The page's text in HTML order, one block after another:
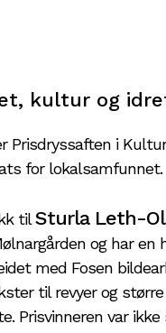
kultur og
i
for lokalsamfunnet.
tilSturla Leth-
og har
med Fosen
til revyer og
Prisvinneren var